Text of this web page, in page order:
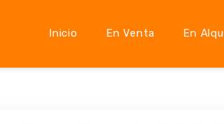
Inicio En Venta En